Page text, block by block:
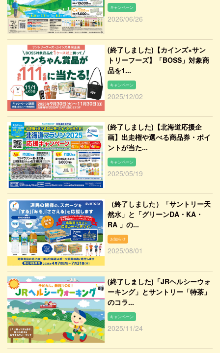
キャンペーン
2026/06/26
(終了しました)【カインズ×サン
トリーフーズ】「BOSS」対象商
品を1...
キャンペーン
2025/12/02
(終了しました)【北海道応援企
画】出走権や選べる商品券・ポイ
ントが当た...
キャンペーン
2025/05/19
（終了しました）「サントリー天
然水」と「グリーンDA・KA・
RA 」の...
お知らせ
2025/08/01
(終了しました)「JRヘルシーウォ
ーキング」とサントリー「特茶」
のコラ...
キャンペーン
2025/11/24